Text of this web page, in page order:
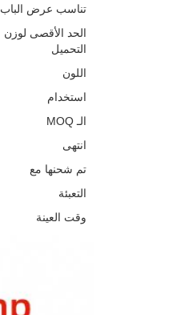
تناسب عرض الباب
الحد الأقصى لوزن
التحميل
اللون
استخدام
الـ MOQ
انتهى
تم شحنها مع
التعبئة
وقت العينة